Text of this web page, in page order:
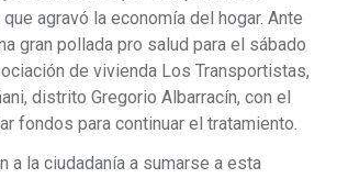
agravó la economía del hogar. Ante
gran pollada pro salud para el sábado
de vivienda Los Transportistas,
distrito Gregorio Albarracín, con el
fondos para continuar el tratamiento.
a la ciudadanía a sumarse a esta